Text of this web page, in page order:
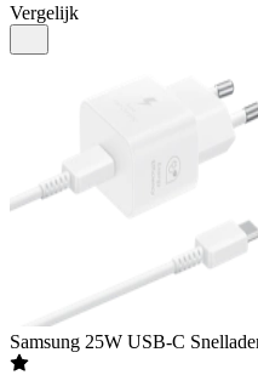
Vergelijk
Samsung 25W USB-C